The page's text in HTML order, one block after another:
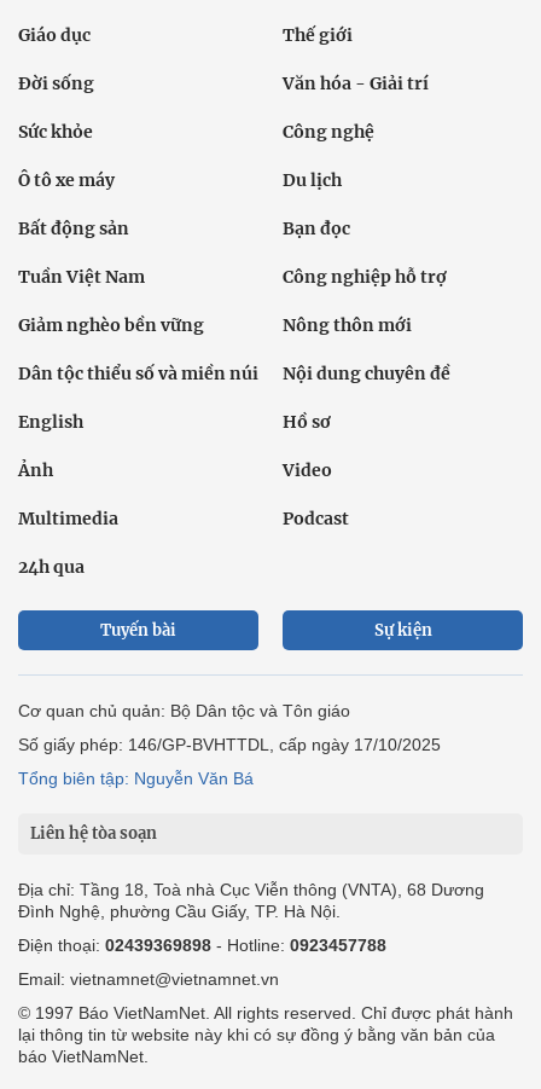
Giáo dục Thế giới
Đời sống Văn hóa - Giải trí
Sức khỏe Công nghệ
Ô tô xe máy Du lịch
Bất động sản Bạn đọc
Tuần Việt Nam Công nghiệp hỗ trợ
Giảm nghèo bền vững Nông thôn mới
Dân tộc thiểu số và miền núi Nội dung chuyên đề
English Hồ sơ
Ảnh Video
Multimedia Podcast
24h qua
Tuyến bài Sự kiện
Cơ quan chủ quản: Bộ Dân tộc và Tôn giáo
Số giấy phép: 146/GP-BVHTTDL, cấp ngày 17/10/2025
Tổng biên tập: Nguyễn Văn Bá
Liên hệ tòa soạn
Địa chỉ: Tầng 18, Toà nhà Cục Viễn thông (VNTA), 68 Dương
Đình Nghệ, phường Cầu Giấy, TP. Hà Nội.
Điện thoại: 02439369898 - Hotline: 0923457788
Email: vietnamnet@vietnamnet.vn
© 1997 Báo VietNamNet. All rights reserved. Chỉ được phát hành
lại thông tin từ website này khi có sự đồng ý bằng văn bản của
báo VietNamNet.